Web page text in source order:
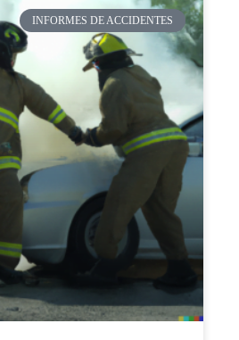
INFORMES DE ACCIDENTES